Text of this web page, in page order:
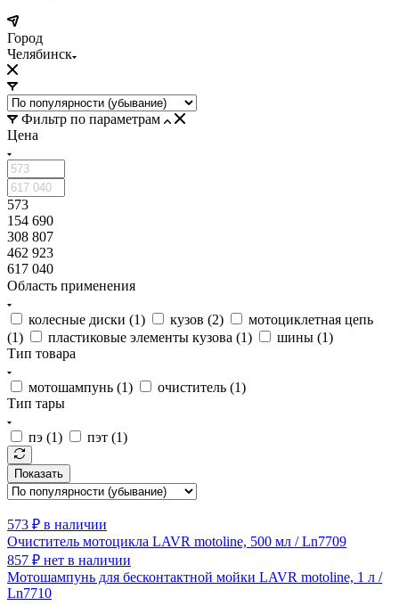
Город
Челябинск
Фильтр по параметрам
Цена
573
154 690
308 807
462 923
617 040
Область применения
колесные диски (1) кузов (2)
мотоциклетная цепь
(1) пластиковые элементы кузова (1) шины (1)
Тип товара
мотошампунь (1) очиститель (1)
Тип тары
пэ (1) пэт (1)
Показать
573 ₽ в наличии
Очиститель мотоцикла LAVR motoline, 500 мл / Ln7709
857 ₽ нет в наличии
Мотошампунь для бесконтактной мойки LAVR motoline, 1 л /
Ln7710